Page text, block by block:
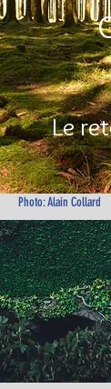
Le
Photo: Alain Collard